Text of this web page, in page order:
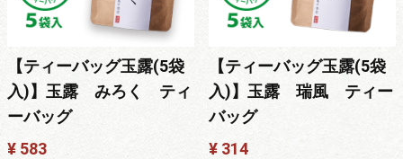
【ティーバッグ玉露(5袋
入)】玉露 みろく ティ
ーバッグ
¥ 583
【ティーバッグ玉露(5袋
入)】玉露 瑞風 ティー
バッグ
¥ 314